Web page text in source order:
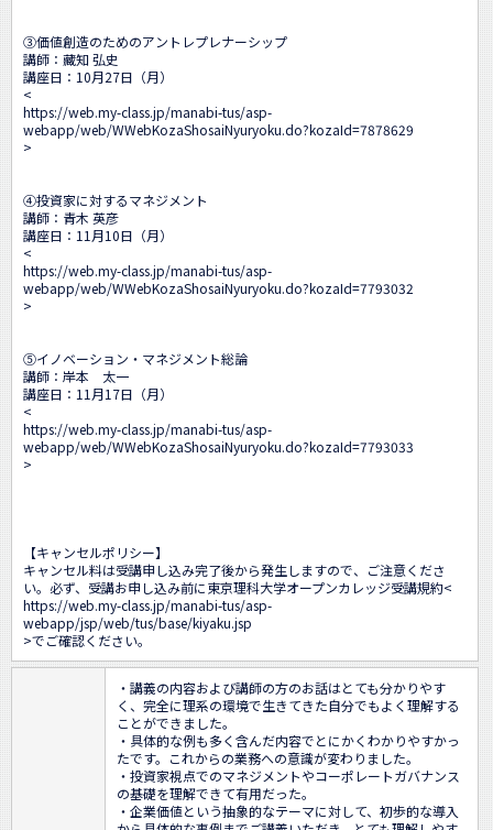
③価値創造のためのアントレプレナーシップ
講師：藏知 弘史
講座日：10月27日（月）
<
https://web.my-class.jp/manabi-tus/asp-
webapp/web/WWebKozaShosaiNyuryoku.do?kozaId=7878629
>
④投資家に対するマネジメント
講師：青木 英彦
講座日：11月10日（月）
<
https://web.my-class.jp/manabi-tus/asp-
webapp/web/WWebKozaShosaiNyuryoku.do?kozaId=7793032
>
⑤イノベーション・マネジメント総論
講師：岸本　太一
講座日：11月17日（月）
<
https://web.my-class.jp/manabi-tus/asp-
webapp/web/WWebKozaShosaiNyuryoku.do?kozaId=7793033
>
【キャンセルポリシー】
キャンセル料は受講申し込み完了後から発生しますので、ご注意くださ
い。必ず、受講お申し込み前に東京理科大学オープンカレッジ受講規約<
https://web.my-class.jp/manabi-tus/asp-
webapp/jsp/web/tus/base/kiyaku.jsp
>でご確認ください。
・講義の内容および講師の方のお話はとても分かりやす
く、完全に理系の環境で生きてきた自分でもよく理解する
ことができました。
・具体的な例も多く含んだ内容でとにかくわかりやすかっ
たです。これからの業務への意識が変わりました。
・投資家視点でのマネジメントやコーポレートガバナンス
の基礎を理解できて有用だった。
・企業価値という抽象的なテーマに対して、初歩的な導入